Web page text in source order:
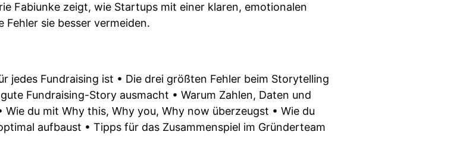
Fabiunke zeigt, wie Startups mit einer klaren, emotionalen
sie besser vermeiden.
jedes Fundraising ist • Die drei größten Fehler beim Storytelling
Fundraising-Story ausmacht • Warum Zahlen, Daten und
du mit Why this, Why you, Why now überzeugst • Wie du
aufbaust • Tipps für das Zusammenspiel im Gründerteam